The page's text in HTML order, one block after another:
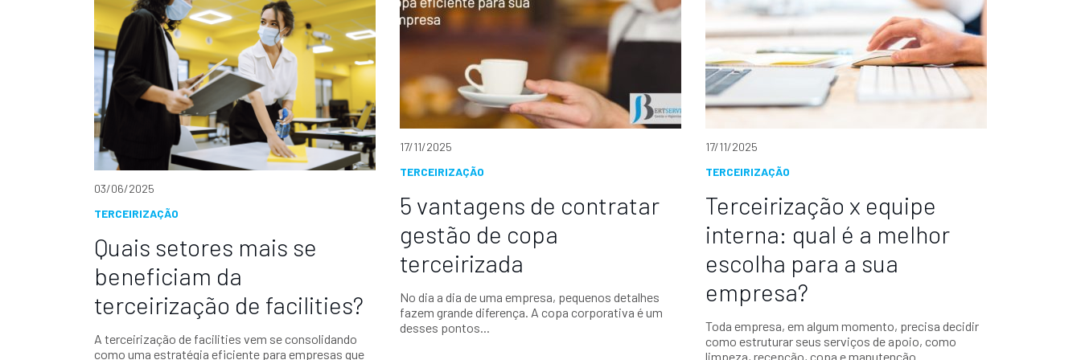
03/06/2025
TERCEIRIZAÇÃO
Quais setores mais se
beneficiam da
terceirização de facilities?
A terceirização de facilities vem se consolidando
como uma estratégia eficiente para empresas que
17/11/2025
TERCEIRIZAÇÃO
5 vantagens de contratar
gestão de copa
terceirizada
No dia a dia de uma empresa, pequenos detalhes
fazem grande diferença. A copa corporativa é um
desses pontos...
17/11/2025
TERCEIRIZAÇÃO
Terceirização x equipe
interna: qual é a melhor
escolha para a sua
empresa?
Toda empresa, em algum momento, precisa decidir
como estruturar seus serviços de apoio, como
limpeza, recepção, copa e manutenção....